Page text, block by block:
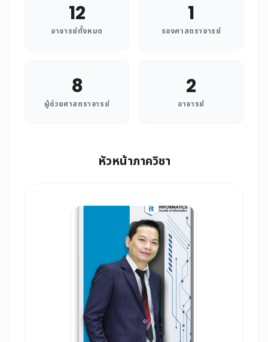
12
อาจารย์ทั้งหมด
1
รองศาสตราจารย์
8
ผู้ช่วยศาสตราจารย์
2
อาจารย์
หัวหน้าภาควิชา